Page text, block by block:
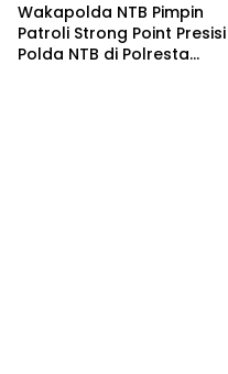
Wakapolda NTB Pimpin
Patroli Strong Point Presisi
Polda NTB di Polresta